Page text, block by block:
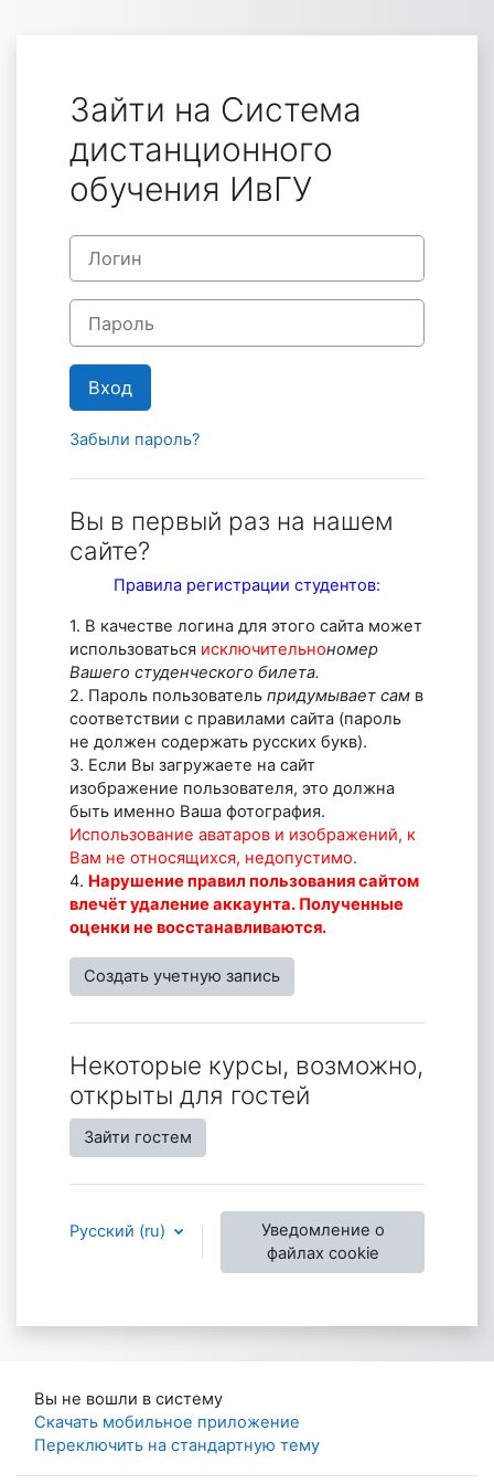
Зайти на Система
дистанционного
обучения ИвГУ
Пропустить и перейти к созданию новой учетной
Логин
Пароль
Вход
Забыли пароль?
Вы в первый раз на нашем
сайте?
Правила регистрации студентов:
1. В качестве логина для этого сайта может
использоваться исключительнономер
Вашего студенческого билета.
2. Пароль пользователь придумывает сам в
соответствии с правилами сайта (пароль
не должен содержать русских букв).
3. Если Вы загружаете на сайт
изображение пользователя, это должна
быть именно Ваша фотография.
Использование аватаров и изображений, к
Вам не относящихся, недопустимо.
4. Нарушение правил пользования сайтом
влечёт удаление аккаунта. Полученные
оценки не восстанавливаются.
Создать учетную запись
Некоторые курсы, возможно,
открыты для гостей
Зайти гостем
Русский ‎(ru)‎
Уведомление о
файлах cookie
Вы не вошли в систему
Скачать мобильное приложение
Переключить на стандартную тему